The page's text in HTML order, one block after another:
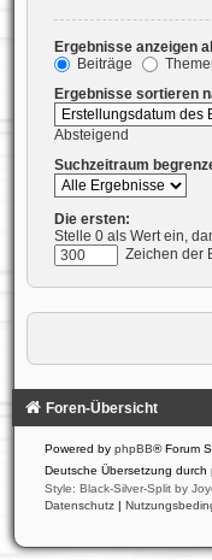
Ergebnisse anzeigen
Beiträge
Ergebnisse sortieren
Absteigend
Suchzeitraum
Die ersten:
Stelle 0 als Wert ein,
Zeichen der
Foren-Übersicht
Powered by phpBB® Forum
Deutsche Übersetzung durch
Style: Black-Silver-Split by
Datenschutz |